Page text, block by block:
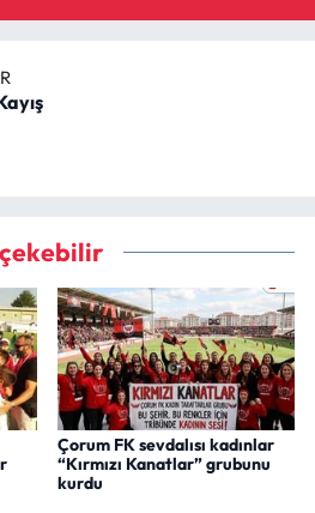
Çorum FK sevdalısı kadınlar
“Kırmızı Kanatlar” grubunu
kurdu